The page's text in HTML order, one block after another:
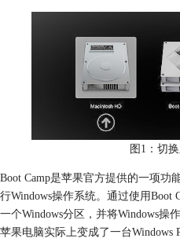
图1：切
Boot Camp是苹果官方提供的一项功
行Windows操作系统。通过使用Boot
一个Windows分区，并将Windows操
苹果电脑实际上变成了一台Windows